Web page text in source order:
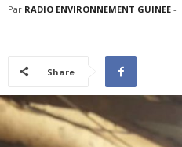
Par RADIO ENVIRONNEMENT GUINEE -
Share